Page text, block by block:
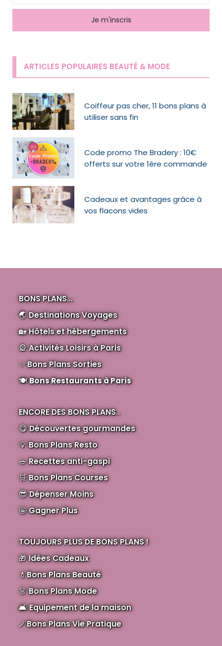
ARTICLES POPULAIRES BEAUTÉ & MODE
Coiffeur pas cher, 11 bons plans à
utiliser sans fin
Code promo The Bradery : 10€
offerts sur votre 1ère commande
Cadeaux et avantages grâce à
vos flacons vides
BONS PLANS...
🌏Destinations Voyages
🏡Hôtels et hébergements
🎡Activités Loisirs à Paris
✨Bons Plans Sorties
🍽️Bons Restaurants à Paris
ENCORE DES BONS PLANS...
😋Découvertes gourmandes
💡Bons Plans Resto
🥗Recettes anti-gaspi
🛒Bons Plans Courses
😎Dépenser Moins
🤩Gagner Plus
TOUJOURS PLUS DE BONS PLANS !
🎁Idées Cadeaux
💄Bons Plans Beauté
👗Bons Plans Mode
🛋️Equipement de la maison
🪄Bons Plans Vie Pratique